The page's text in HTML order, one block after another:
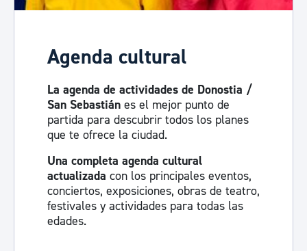
Agenda cultural
La agenda de actividades de Donostia /
San Sebastián es el mejor punto de
partida para descubrir todos los planes
que te ofrece la ciudad.
Una completa agenda cultural
actualizada con los principales eventos,
conciertos, exposiciones, obras de teatro,
festivales y actividades para todas las
edades.